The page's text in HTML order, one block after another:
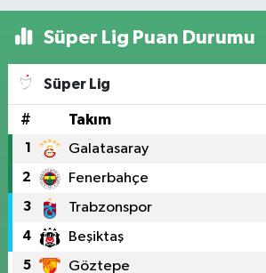
Süper Lig Puan Durumu
Süper Lig
# Takım
1 Galatasaray
2 Fenerbahçe
3 Trabzonspor
4 Beşiktaş
5 Göztepe